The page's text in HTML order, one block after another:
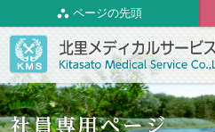
ページの先頭